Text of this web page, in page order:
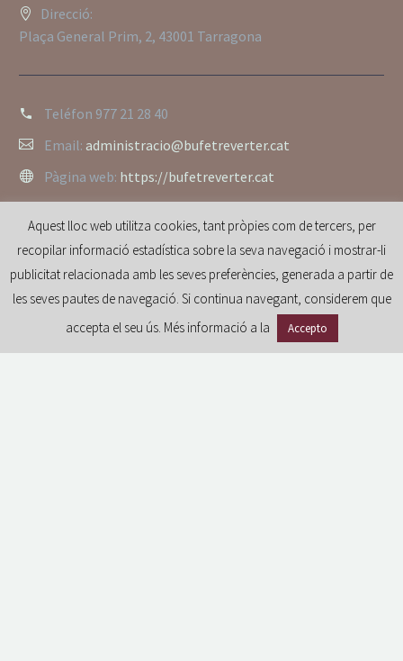
Direcció:
Plaça General Prim, 2, 43001 Tarragona
Teléfon 977 21 28 40
Email: administracio@bufetreverter.cat
Pàgina web: https://bufetreverter.cat
Aquest lloc web utilitza cookies, tant pròpies com de tercers, per
recopilar informació estadística sobre la seva navegació i mostrar-li
publicitat relacionada amb les seves preferències, generada a partir de
les seves pautes de navegació. Si continua navegant, considerem que
accepta el seu ús. Més informació a la
Accepto